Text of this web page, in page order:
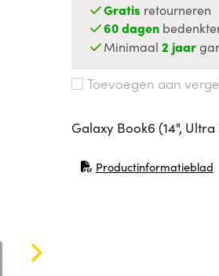
Gratis retourneren
60 dagen
Minimaal2 jaar
Toevoegen aan
Galaxy Book6 (14", Ultra
Productinformatieblad
(opent in nieuw venster)